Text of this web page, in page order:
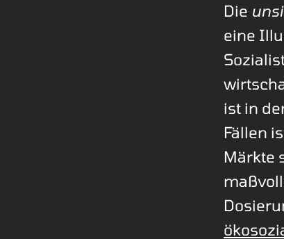
Die
eine
ist in
Fällen
Märkte